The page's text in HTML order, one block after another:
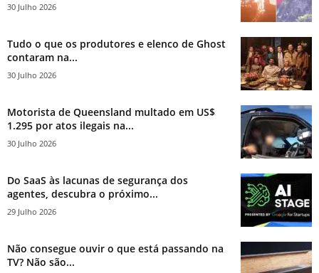
30 Julho 2026
Tudo o que os produtores e elenco de Ghost
contaram na...
30 Julho 2026
Motorista de Queensland multado em US$
1.295 por atos ilegais na...
30 Julho 2026
Do SaaS às lacunas de segurança dos
agentes, descubra o próximo...
29 Julho 2026
Não consegue ouvir o que está passando na
TV? Não são...